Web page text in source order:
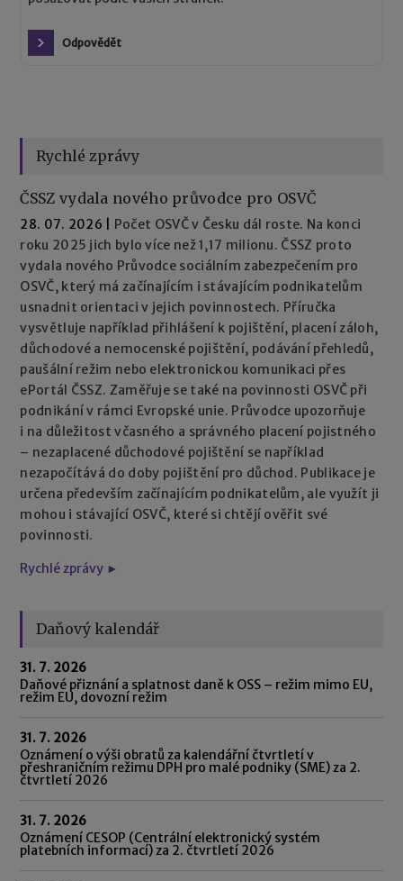
Odpovědět
Rychlé zprávy
ČSSZ vydala nového průvodce pro OSVČ
28. 07. 2026
Počet OSVČ v Česku dál roste. Na konci
roku 2025 jich bylo více než 1,17 milionu. ČSSZ proto
vydala nového Průvodce sociálním zabezpečením pro
OSVČ, který má začínajícím i stávajícím podnikatelům
usnadnit orientaci v jejich povinnostech. Příručka
vysvětluje například přihlášení k pojištění, placení záloh,
důchodové a nemocenské pojištění, podávání přehledů,
paušální režim nebo elektronickou komunikaci přes
ePortál ČSSZ. Zaměřuje se také na povinnosti OSVČ při
podnikání v rámci Evropské unie. Průvodce upozorňuje
i na důležitost včasného a správného placení pojistného
– nezaplacené důchodové pojištění se například
nezapočítává do doby pojištění pro důchod. Publikace je
určena především začínajícím podnikatelům, ale využít ji
mohou i stávající OSVČ, které si chtějí ověřit své
povinnosti.
Rychlé zprávy ►
Daňový kalendář
31. 7. 2026
Daňové přiznání a splatnost daně k OSS – režim mimo EU,
režim EU, dovozní režim
31. 7. 2026
Oznámení o výši obratů za kalendářní čtvrtletí v
přeshraničním režimu DPH pro malé podniky (SME) za 2.
čtvrtletí 2026
31. 7. 2026
Oznámení CESOP (Centrální elektronický systém
platebních informací) za 2. čtvrtletí 2026